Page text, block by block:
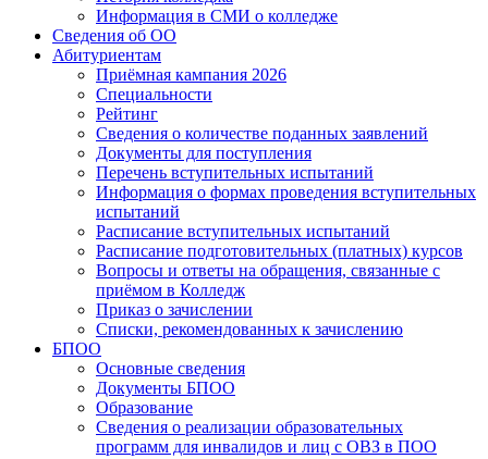
Информация в СМИ о колледже
Сведения об ОО
Абитуриентам
Приёмная кампания 2026
Специальности
Рейтинг
Сведения о количестве поданных заявлений
Документы для поступления
Перечень вступительных испытаний
Информация о формах проведения вступительных
испытаний
Расписание вступительных испытаний
Расписание подготовительных (платных) курсов
Вопросы и ответы на обращения, связанные с
приёмом в Колледж
Приказ о зачислении
Списки, рекомендованных к зачислению
БПОО
Основные сведения
Документы БПОО
Образование
Сведения о реализации образовательных
программ для инвалидов и лиц с ОВЗ в ПОО